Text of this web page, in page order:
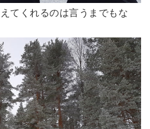
てくれるのは言うまでもな